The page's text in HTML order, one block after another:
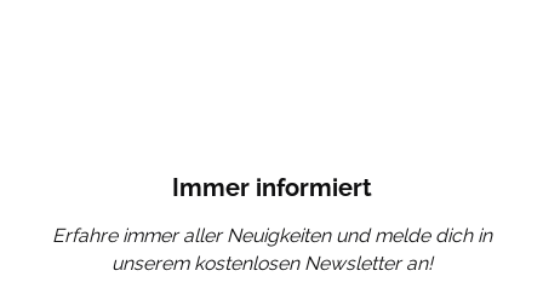
Immer informiert
Erfahre immer aller Neuigkeiten und melde dich in
unserem kostenlosen Newsletter an!